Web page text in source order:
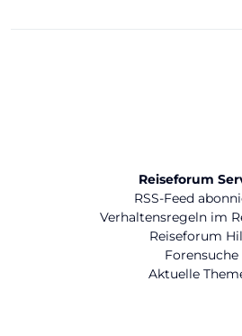
Reiseforum
RSS-Feed
Verhaltensregeln im
Reiseforum
Forensuche
Aktuelle